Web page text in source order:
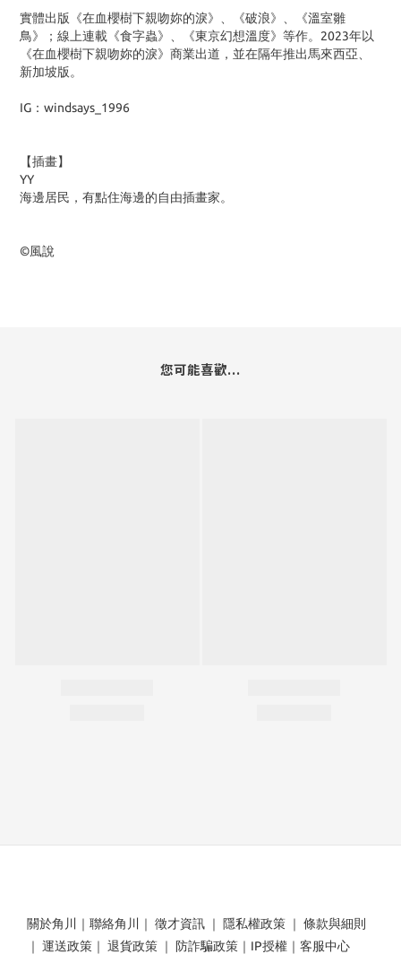
實體出版《在血櫻樹下親吻妳的淚》、《破浪》、《溫室雛
鳥》；線上連載《食字蟲》、《東京幻想溫度》等作。2023年以
《在血櫻樹下親吻妳的淚》商業出道，並在隔年推出馬來西亞、
新加坡版。
IG：windsays_1996
【插畫】
YY
海邊居民，有點住海邊的自由插畫家。
©風說
您可能喜歡...
關於角川 ｜ 聯絡角川 ｜ 徵才資訊 ｜ 隱私權政策 ｜ 條款與細則
｜ 運送政策 ｜ 退貨政策 ｜ 防詐騙政策 ｜ IP授權 ｜ 客服中心